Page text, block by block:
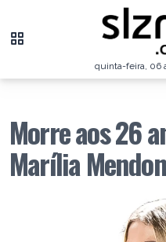
quinta-feira, 06
Morre aos 26
Marília